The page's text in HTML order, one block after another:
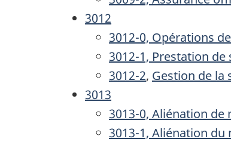
3012
3012-0, Opérations
3012-1, Prestation
3012-2, Gestion de la
3013
3013-0, Aliénation de
3013-1, Aliénation